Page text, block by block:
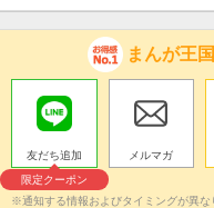
まんが王
友だち追加
限定クーポン
メルマガ
※通知する情報およびタイミングが異